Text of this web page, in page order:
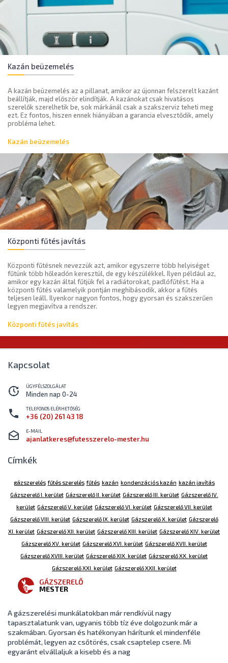
Kazán beüzemelés
A kazán beüzemelés az a pillanat, amikor az újonnan felszerelt kazánt
beállítják, majd először elindítják. A kazánokat csak hivatásos
szerelők szerelhetik be, sok márkánál csak a szakszerviz teheti meg
ezt. Ez fontos, hiszen ennek hiányában a garancia elvesztődik, amely
probléma lehet.
Kazán beüzemelés
Központi fűtés javítás
Központi fűtésnek nevezzük azt, amikor egyszerre több helyiséget
fűtünk több hőleadón keresztül, de egy készülékkel. Ilyen például az,
amikor egy kazán által fűtjük fel a radiátorokat, padlófűtést. Ha a
központi fűtés valamelyik pontján meghibásodik, akkor a fűtés
teljesen leáll. Ilyenkor nagyon fontos, hogy gyorsan és szakszerűen
legyen megjavítva a rendszer.
Központi fűtés javítás
Kapcsolat
ÜGYFÉLSZOLGÁLAT
Minden nap 0-24
TELEFONOS ELÉRHETŐSÉG
+36 (20) 261 43 18
E-MAIL
ajanlatkeres@futesszerelo-mester.hu
Címkék
gázszerelés fűtés szerelés fűtés kazán kondenzációs kazán kazán javítás
Gázszerelő I. kerület Gázszerelő II. kerület Gázszerelő III. kerület Gázszerelő IV.
kerület Gázszerelő V. kerület Gázszerelő VI. kerület Gázszerelő VII. kerület
Gázszerelő VIII. kerület Gázszerelő IX. kerület Gázszerelő X. kerület Gázszerelő
XI. kerület Gázszerelő XII. kerület Gázszerelő XIII. kerület Gázszerelő XIV. kerület
Gázszerelő XV. kerület Gázszerelő XVI. kerület Gázszerelő XVII. kerület
Gázszerelő XVIII. kerület Gázszerelő XIX. kerület Gázszerelő XX. kerület
Gázszerelő XXI. kerület Gázszerelő XXII. kerület
GÁZSZERELŐ
MESTER
A gázszerelési munkálatokban már rendkívül nagy
tapasztalatunk van, ugyanis több tíz éve dolgozunk már a
szakmában. Gyorsan és hatékonyan hárítunk el mindenféle
problémát, legyen az csőtörés, csak csaptelep csere. Mi
egyaránt elvállaljuk a kisebb és a nag